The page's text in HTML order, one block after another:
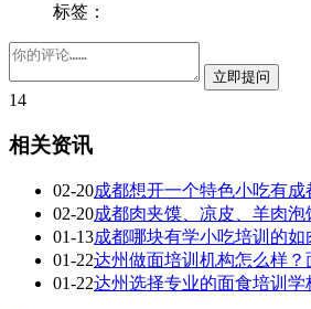
标签：
14
相关资讯
02-20成都想开一个特色小吃有成
02-20成都肉夹馍、凉皮、羊肉泡
01-13成都哪块有学小吃培训的如
01-22达州做面培训机构怎么样？
01-22达州选择专业的面食培训学